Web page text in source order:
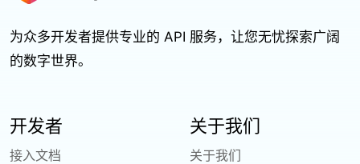
为众多开发者提供专业的 API 服务，让您无忧探索广阔
的数字世界。
开发者
接入文档
关于我们
关于我们